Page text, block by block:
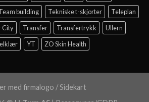
building Tekniske t-skjorter
Teleplan
City Transfer Transfertrykk
Ullern
YT ZO Skin Health
med firmalogo /Sidekart